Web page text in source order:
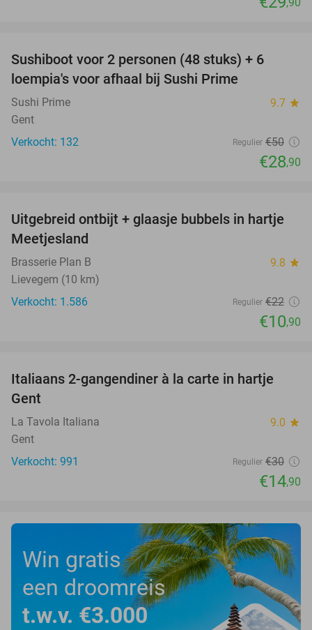
Sushiboot voor 2 personen (48 stuks) + 6
loempia's voor afhaal bij Sushi Prime
Sushi Prime 9.7 star
Gent
Verkocht: 132
Regulier €50
€28,90
50%
Uitgebreid ontbijt + glaasje bubbels in hartje
Meetjesland
Brasserie Plan B 9.8 star
Lievegem (10 km)
Verkocht: 1.586
Regulier €22
€10,90
50%
Italiaans 2-gangendiner à la carte in hartje
Gent
La Tavola Italiana 9.0 star
Gent
Verkocht: 991
Regulier €30
€14,90
Win gratis
een droomreis
t.w.v. €3.000